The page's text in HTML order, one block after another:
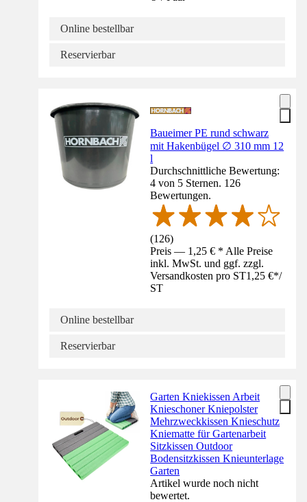
Online bestellbar
Reservierbar
Baueimer PE rund schwarz
mit Hakenbügel ∅ 310 mm 12
l
Durchschnittliche Bewertung:
4 von 5 Sternen. 126
Bewertungen.
(126)
Preis — 1,25 € * Alle Preise
inkl. MwSt. und ggf. zzgl.
Versandkosten pro ST1,25 €*/
ST
Online bestellbar
Reservierbar
Garten Kniekissen Arbeit
Knieschoner Kniepolster
Mehrzweckkissen Knieschutz
Kniematte für Gartenarbeit
Sitzkissen Outdoor
Bodensitzkissen Knieunterlage
Garten
Artikel wurde noch nicht
bewertet.